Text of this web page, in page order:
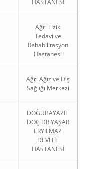
HASTANESİ
Ağrı Fizik
Tedavi ve
Rehabilitasyon
Hastanesi
Ağrı Ağız ve Diş
Sağlığı Merkezi
DOĞUBAYAZIT
DOÇ DR.YAŞAR
ERYILMAZ
DEVLET
HASTANESİ